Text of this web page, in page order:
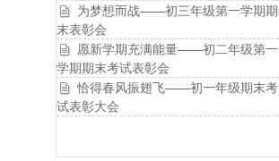
为梦想而战——初三年级第一学期期
末表彰会
愿新学期充满能量——初二年级第一
学期期末考试表彰会
恰得春风振翅飞——初一年级期末考
试表彰大会